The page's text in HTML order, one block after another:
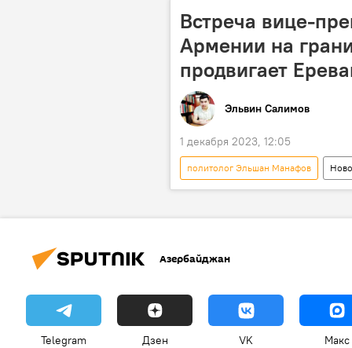
Встреча вице-
Армении на
продвигает
Эльвин Салимов
1 декабря 2023, 12:05
политолог Эльшан Манафов
государственная граница
Азербайджан
Telegram Дзен VK Макс